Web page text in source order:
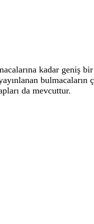
kadar geniş
da mevcuttur.